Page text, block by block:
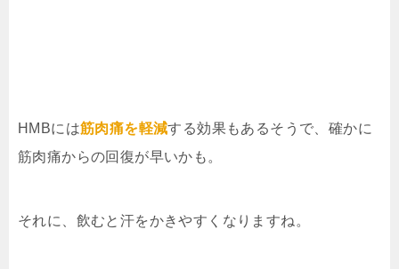
HMBには筋肉痛を軽減する効果もあるそうで、確かに
筋肉痛からの回復が早いかも。
それに、飲むと汗をかきやすくなりますね。